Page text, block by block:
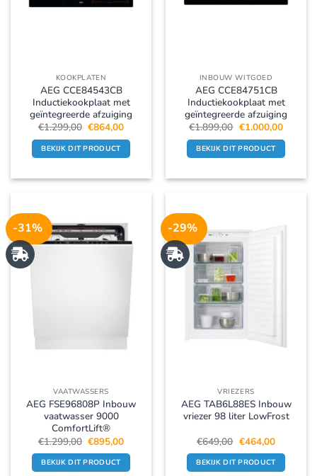
KOOKPLATEN
AEG CCE84543CB
Inductiekookplaat met
geïntegreerde afzuiging
€1.299,00 Oorspronkelijke
was:
€1.299,00.
€864,00Huidige
is:
€864,00.
BEKIJK DIT PRODUCT
INBOUW WITGOED
AEG CCE84751CB
Inductiekookplaat met
geïntegreerde afzuiging
€1.899,00 Oorspronkelijke
was:
€1.899,00.
€1.000,00Huidige
is:
BEKIJK DIT PRODUCT
-31%
VAATWASSERS
AEG FSE96808P Inbouw
vaatwasser 9000
ComfortLift®
€1.299,00 Oorspronkelijke
prijs
was:
€1.299,00.
€895,00Huidige
is:
€895,00.
BEKIJK DIT PRODUCT
-29%
VRIEZERS
AEG TAB6L88ES Inbouw
vriezer 98 liter LowFrost
€649,00 Oorspronkelijke
prijs
was:
€649,00.
€464,00Huidige
is:
€464,00.
BEKIJK DIT PRODUCT